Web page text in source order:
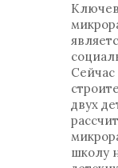
Сейчас
двух
школу